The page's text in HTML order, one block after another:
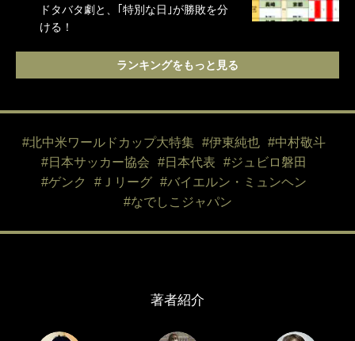
ドタバタ劇と、｢特別な日｣が勝敗を分
ける！
ランキングをもっと見る
#北中米ワールドカップ大特集 #伊東純也
#中村敬斗
#日本サッカー協会
#日本代表
#ジュビロ磐田
#ゲンク
#Ｊリーグ
#バイエルン・ミュンヘン
#なでしこジャパン
著者紹介